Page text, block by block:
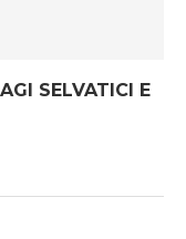
SELVATICI E